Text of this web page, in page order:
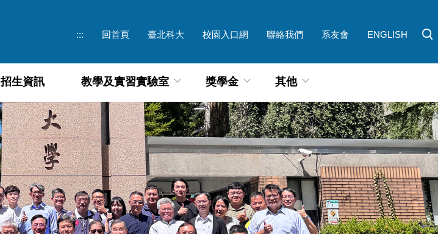
::: 回首頁 臺北科大 校園入口網 聯絡我們 系友會 ENGLISH
招生資訊 教學及實習實驗室 獎學金 其他